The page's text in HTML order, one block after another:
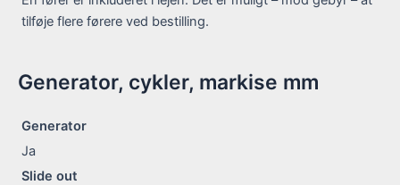
tilføje flere førere ved bestilling.
Generator, cykler, markise mm
Generator
Ja
Slide out